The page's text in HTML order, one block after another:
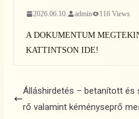
2026.06.10. admin 116 Views
A DOKUMENTUM
KATTINTSON IDE!
Álláshirdetés – betanított és
rő valamint kéményseprő